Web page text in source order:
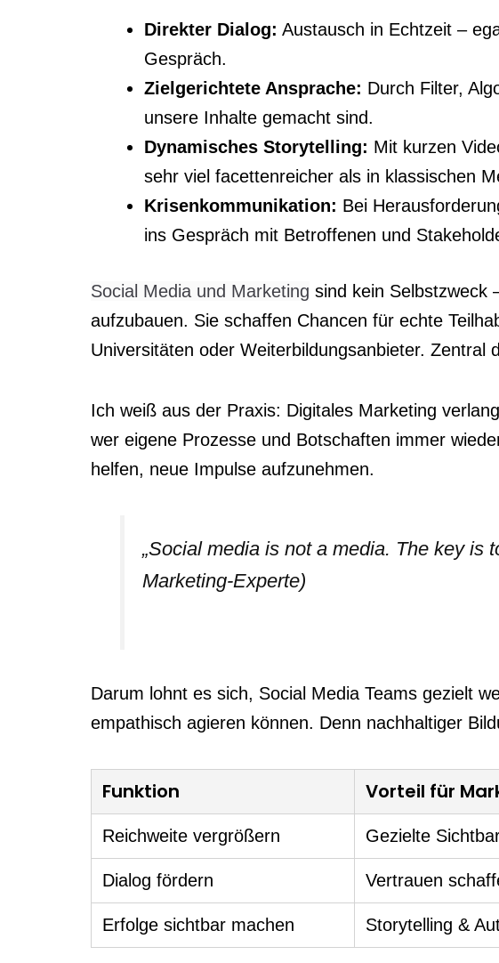
Direkter Dialog: Austausch in Echtzeit –
Gespräch.
Zielgerichtete Ansprache: Durch Filter,
unsere Inhalte gemacht sind.
Dynamisches Storytelling: Mit kurzen
sehr viel facettenreicher als in klassischen
Krisenkommunikation: Bei
ins Gespräch mit Betroffenen und
Social Media und Marketing sind kein Selbstzweck
aufzubauen. Sie schaffen Chancen für echte
Universitäten oder Weiterbildungsanbieter. Zentral
Ich weiß aus der Praxis: Digitales Marketing
wer eigene Prozesse und Botschaften immer
helfen, neue Impulse aufzunehmen.
„Social media is not a media. The key is
Marketing-Experte)
Darum lohnt es sich, Social Media Teams gezielt
empathisch agieren können. Denn nachhaltiger
Funktion Vorteil für
Reichweite vergrößern Gezielte
Dialog fördern Vertrauen
Erfolge sichtbar machen Storytelling &